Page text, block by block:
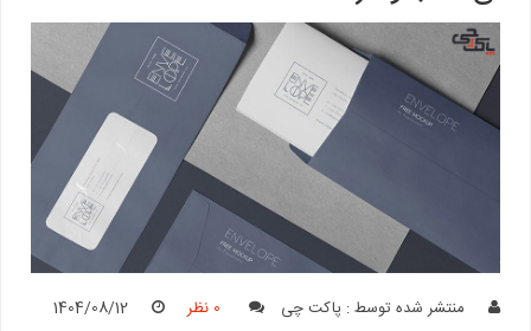
منتشر شده توسط : پاکت چی 0 نظر 1404/08/12